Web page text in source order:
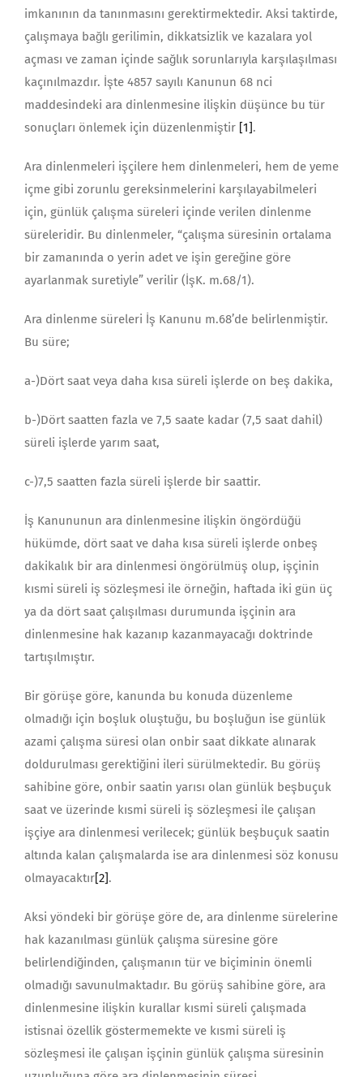
imkanının da tanınmasını gerektirmektedir. Aksi taktirde,
çalışmaya bağlı gerilimin, dikkatsizlik ve kazalara yol
açması ve zaman içinde sağlık sorunlarıyla karşılaşılması
kaçınılmazdır. İşte 4857 sayılı Kanunun 68 nci
maddesindeki ara dinlenmesine ilişkin düşünce bu tür
sonuçları önlemek için düzenlenmiştir [1].
Ara dinlenmeleri işçilere hem dinlenmeleri, hem de yeme
içme gibi zorunlu gereksinmelerini karşılayabilmeleri
için, günlük çalışma süreleri içinde verilen dinlenme
süreleridir. Bu dinlenmeler, “çalışma süresinin ortalama
bir zamanında o yerin adet ve işin gereğine göre
ayarlanmak suretiyle” verilir (İşK. m.68/1).
Ara dinlenme süreleri İş Kanunu m.68’de belirlenmiştir.
Bu süre;
a-)Dört saat veya daha kısa süreli işlerde on beş dakika,
b-)Dört saatten fazla ve 7,5 saate kadar (7,5 saat dahil)
süreli işlerde yarım saat,
c-)7,5 saatten fazla süreli işlerde bir saattir.
İş Kanununun ara dinlenmesine ilişkin öngördüğü
hükümde, dört saat ve daha kısa süreli işlerde onbeş
dakikalık bir ara dinlenmesi öngörülmüş olup, işçinin
kısmi süreli iş sözleşmesi ile örneğin, haftada iki gün üç
ya da dört saat çalışılması durumunda işçinin ara
dinlenmesine hak kazanıp kazanmayacağı doktrinde
tartışılmıştır.
Bir görüşe göre, kanunda bu konuda düzenleme
olmadığı için boşluk oluştuğu, bu boşluğun ise günlük
azami çalışma süresi olan onbir saat dikkate alınarak
doldurulması gerektiğini ileri sürülmektedir. Bu görüş
sahibine göre, onbir saatin yarısı olan günlük beşbuçuk
saat ve üzerinde kısmi süreli iş sözleşmesi ile çalışan
işçiye ara dinlenmesi verilecek; günlük beşbuçuk saatin
altında kalan çalışmalarda ise ara dinlenmesi söz konusu
olmayacaktır[2].
Aksi yöndeki bir görüşe göre de, ara dinlenme sürelerine
hak kazanılması günlük çalışma süresine göre
belirlendiğinden, çalışmanın tür ve biçiminin önemli
olmadığı savunulmaktadır. Bu görüş sahibine göre, ara
dinlenmesine ilişkin kurallar kısmi süreli çalışmada
istisnai özellik göstermemekte ve kısmi süreli iş
sözleşmesi ile çalışan işçinin günlük çalışma süresinin